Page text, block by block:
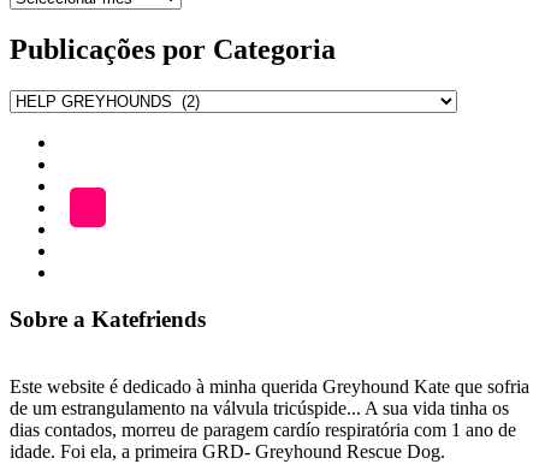
publicações
Publicações por Categoria
Publicações
Categoria
ADOÇÃO
LOJA
Sobre a Katefriends
Este website é dedicado à minha querida Greyhound Kate que sofria
de um estrangulamento na válvula tricúspide... A sua vida tinha os
dias contados, morreu de paragem cardío respiratória com 1 ano de
idade. Foi ela, a primeira GRD- Greyhound Rescue Dog.